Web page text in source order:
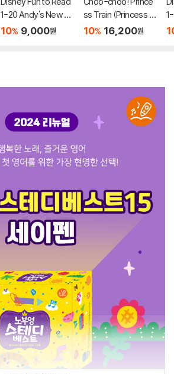
1-20 Andy's New To
y
10% 9,000원
ss Train (Princess C
atch! Teenieping)
10% 16,200원